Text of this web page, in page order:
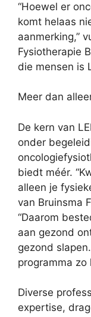
“Hoewel er
komt helaas
aanmerking,”
Fysiotherapie
die mensen is
Meer dan
De kern van
onder
biedt méér.
alleen je
van Bruinsma
“Daarom
aan gezond
gezond
programma zo
Diverse
expertise,